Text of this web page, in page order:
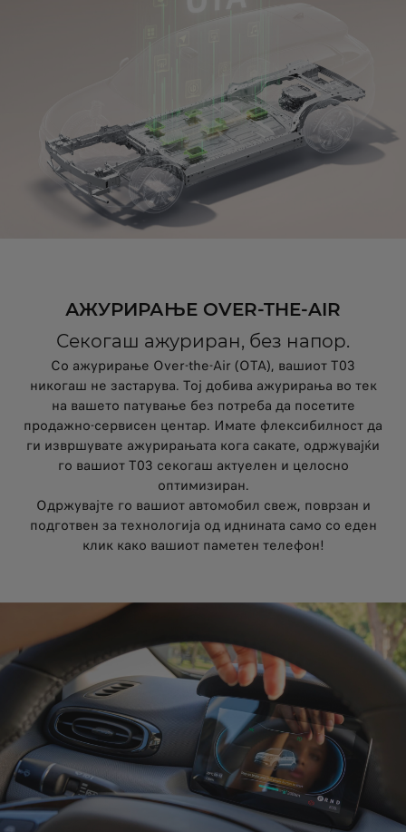
АЖУРИРАЊЕ OVER-THE-AIR
Секогаш ажуриран, без напор.
Со ажурирање Over-the-Air (OTA), вашиот T03
никогаш не застарува. Тој добива ажурирања во тек
на вашето патување без потреба да посетите
продажно-сервисен центар. Имате флексибилност да
ги извршувате ажурирањата кога сакате, одржувајќи
го вашиот T03 секогаш актуелен и целосно
оптимизиран.
Одржувајте го вашиот автомобил свеж, поврзан и
подготвен за технологија од иднината само со еден
клик како вашиот паметен телефон!